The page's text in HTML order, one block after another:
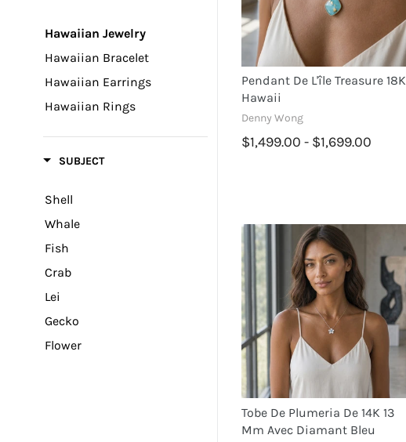
Hawaiian Jewelry
Hawaiian Bracelet
Hawaiian Earrings
Hawaiian Rings
SUBJECT
Shell
Whale
Fish
Crab
Lei
Gecko
Flower
Pendant De L'île Treasure 18K
Hawaii
Denny Wong
$1,499.00 - $1,699.00
Tobe De Plumeria De 14K 13
Mm Avec Diamant Bleu